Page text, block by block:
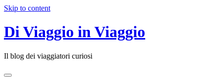
Skip to content
Di Viaggio in Viaggio
Il blog dei viaggiatori curiosi